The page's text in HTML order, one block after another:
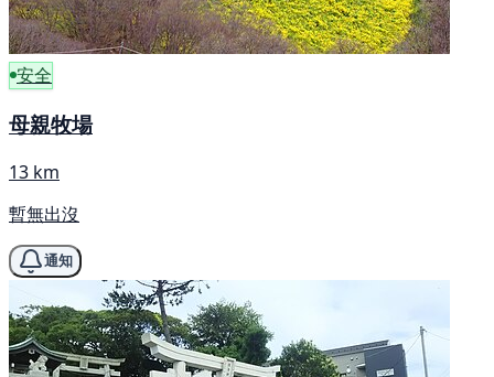
安全
母親牧場
13 km
暫無出沒
通知